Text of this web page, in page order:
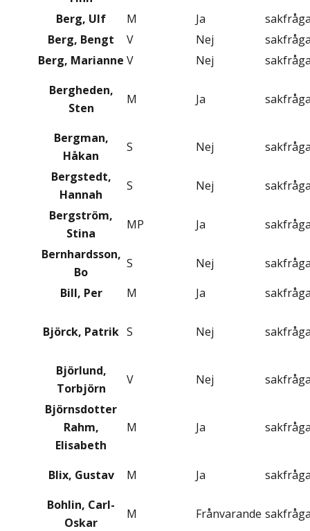
Berg, Ulf
M Ja
Berg, Bengt
V Nej
Berg, Marianne V Nej
Bergheden,
Sten
M Ja
Bergman,
Håkan
S Nej
Bergstedt,
Hannah
S Nej
Bergström,
Stina
MP Ja
Bernhardsson,
Bo
S Nej
Bill, Per
M Ja
Björck, Patrik S Nej
Björlund,
Torbjörn
V Nej
Björnsdotter
Rahm,
Elisabeth
M Ja
Blix, Gustav M Ja
Bohlin, Carl-
Oskar
M Frånvarande